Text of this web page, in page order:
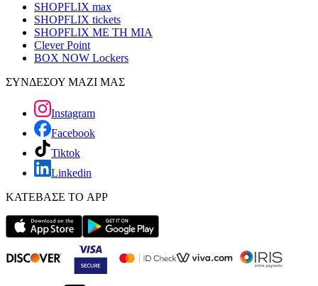
SHOPFLIX max
SHOPFLIX tickets
SHOPFLIX ΜΕ ΤΗ ΜΙΑ
Clever Point
BOX NOW Lockers
ΣΥΝΔΕΣΟΥ ΜΑΖΙ ΜΑΣ
Instagram
Facebook
Tiktok
Linkedin
ΚΑΤΕΒΑΣΕ ΤΟ APP